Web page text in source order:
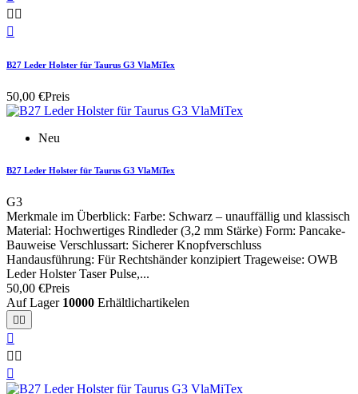
 

B27 Leder Holster für Taurus G3 VlaMiTex
50,00 €Preis
Neu
B27 Leder Holster für Taurus G3 VlaMiTex
G3
Merkmale im Überblick: Farbe: Schwarz – unauffällig und klassisch
Material: Hochwertiges Rindleder (3,2 mm Stärke) Form: Pancake-
Bauweise Verschlussart: Sicherer Knopfverschluss
Handausführung: Für Rechtshänder konzipiert Trageweise: OWB
Leder Holster Taser Pulse,...
50,00 €Preis
Auf Lager 10000 Erhältlichartikelen


 
